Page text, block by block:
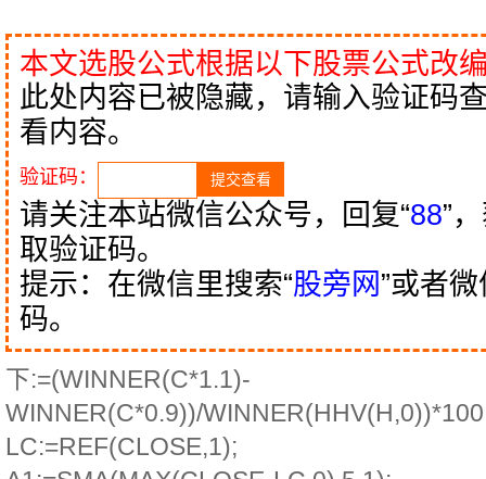
本文选股公式根据以下股票公式改
此处内容已被隐藏，请输入验证码
看内容。
验证码：
请关注本站微信公众号，回复“88”
取验证码。
提示：在微信里搜索“股旁网 ”或者
码。
下:=(WINNER(C*1.1)-
WINNER(C*0.9))/
LC:=REF(CLOSE,1);